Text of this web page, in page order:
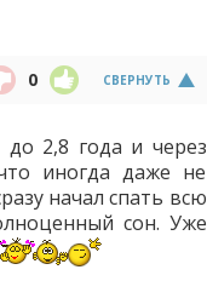
СВЕРНУТЬ
0
2,8 года и через
иногда даже не
начал спать всю
сон. Уже